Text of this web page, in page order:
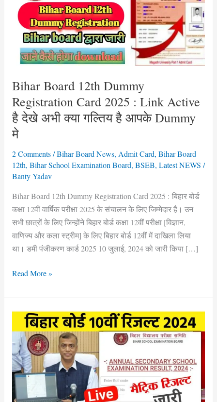
Bihar Board 12th Dummy
Registration Card 2025 : Link Active
है देखे अभी क्या गल्तिय है आपके Dummy
मे
2 Comments /Bihar Board News, Admit Card, Bihar Board
12th, Bihar School Examination Board, BSEB, Latest NEWS /
Banty Yadav
Bihar Board 12th Dummy Registration Card 2025 : बिहार बोर्ड
कक्षा 12वीं वार्षिक परीक्षा 2025 के संचालन के लिए जिम्मेदार है। उन
सभी छात्रों के लिए जिन्होंने बिहार बोर्ड कक्षा 12वीं परीक्षा [विज्ञान,
वाणिज्य और कला स्ट्रीम] के लिए बिहार बोर्ड 12वीं में दाखिला लिया
था। डमी पंजीकरण कार्ड 2025 10 जुलाई, 2024 को जारी किया […]
Dummy
Registration
Card
2025
Active
देखे
अभी
क्या
है
आपके
मे
Read More »
Bihar
Board
Class
10th
Matric
Result
Link